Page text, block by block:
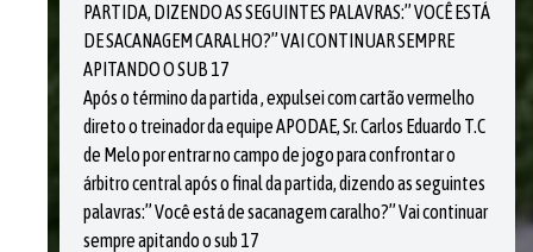
PARTIDA, DIZENDO AS SEGUINTES PALAVRAS:” VOCÊ ESTÁ
DE SACANAGEM CARALHO?” VAI CONTINUAR SEMPRE
APITANDO O SUB 17
Após o término da partida , expulsei com cartão vermelho
direto o treinador da equipe APODAE, Sr. Carlos Eduardo T.C
de Melo por entrar no campo de jogo para confrontar o
árbitro central após o final da partida, dizendo as seguintes
palavras:” Você está de sacanagem caralho?” Vai continuar
sempre apitando o sub 17